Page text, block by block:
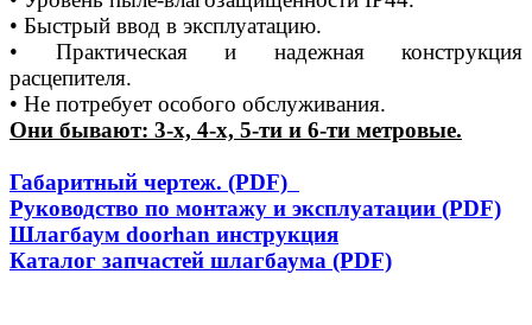
• Быстрый ввод в эксплуатацию.
• Практическая и надежная конструкция
расцепителя.
• Не потребует особого обслуживания.
Они бывают: 3-х, 4-х, 5-ти и 6-ти метровые.
Габаритный чертеж. (PDF)
Руководство по монтажу и эксплуатации (PDF)
Шлагбаум doorhan инструкция
Каталог запчастей шлагбаумa (PDF)